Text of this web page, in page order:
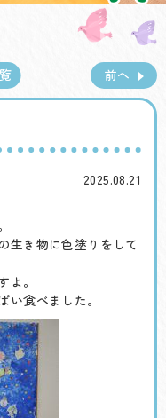
前へ
2025.08.21
生き物に色塗りをして
。
食べました。